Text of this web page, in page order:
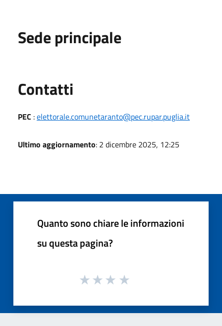
Sede principale
Contatti
PEC :elettorale.comunetaranto@pec.rupar.puglia.it
Ultimo aggiornamento: 2 dicembre 2025, 12:25
Quanto sono chiare le informazioni
su questa pagina?